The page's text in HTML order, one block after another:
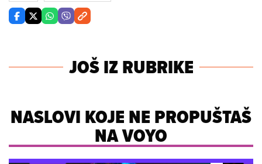
JOŠ IZ RUBRIKE
NASLOVI KOJE NE PROPUŠTAŠ
NA VOYO